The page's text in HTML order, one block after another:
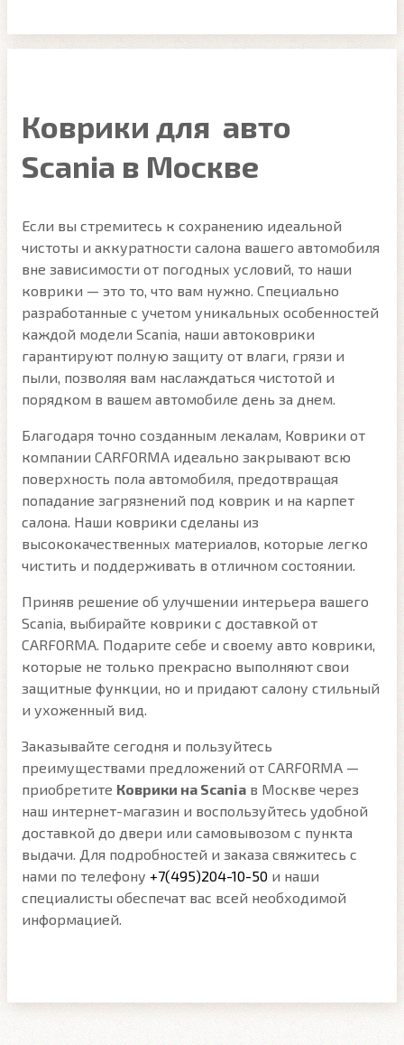
Коврики для авто
Scania в Москве
Если вы стремитесь к сохранению идеальной
чистоты и аккуратности салона вашего автомобиля
вне зависимости от погодных условий, то наши
коврики — это то, что вам нужно. Специально
разработанные с учетом уникальных особенностей
каждой модели Scania, наши автоковрики
гарантируют полную защиту от влаги, грязи и
пыли, позволяя вам наслаждаться чистотой и
порядком в вашем автомобиле день за днем.
Благодаря точно созданным лекалам, Коврики от
компании CARFORMA идеально закрывают всю
поверхность пола автомобиля, предотвращая
попадание загрязнений под коврик и на карпет
салона. Наши коврики сделаны из
высококачественных материалов, которые легко
чистить и поддерживать в отличном состоянии.
Приняв решение об улучшении интерьера вашего
Scania, выбирайте коврики с доставкой от
CARFORMA. Подарите себе и своему авто коврики,
которые не только прекрасно выполняют свои
защитные функции, но и придают салону стильный
и ухоженный вид.
Заказывайте сегодня и пользуйтесь
преимуществами предложений от CARFORMA —
приобретите Коврики на Scania в Москве через
наш интернет-магазин и воспользуйтесь удобной
доставкой до двери или самовывозом с пункта
выдачи. Для подробностей и заказа свяжитесь с
нами по телефону +7(495)204-10-50 и наши
специалисты обеспечат вас всей необходимой
информацией.